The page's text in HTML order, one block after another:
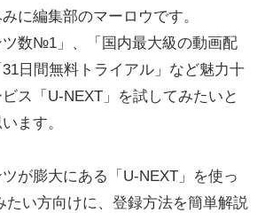
に編集部のマーロウです。
ツ数№1」、「国内最大級の動画配
日間無料トライアル」など魅力十
ス「U-NEXT」を試してみたいと
ます。
が膨大にある「U-NEXT」を使っ
たい方向けに、登録方法を簡単解説